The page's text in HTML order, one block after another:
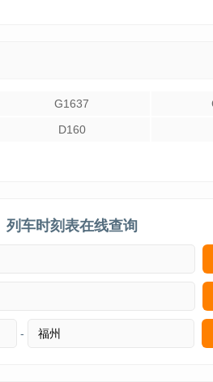
G1637
D160
列车时刻表在线查询
-